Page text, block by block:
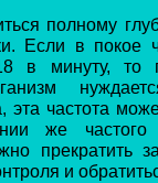
полному
Если в покое
в минуту, то
эта частота
же частого
прекратить
и